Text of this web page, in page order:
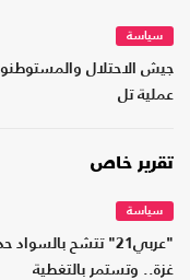
سياسة
جيش الاحتلال
عملية تل
تقرير خاص
سياسة
"عربي21" تتشح
غزة.. وتستمر بالتغطية